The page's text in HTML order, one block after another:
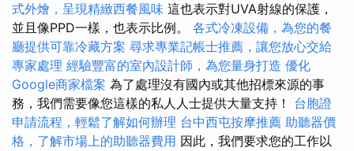
式外燴，呈現精緻西餐風味 這也表示對UVA射線的保護，
並且像PPD一樣，也表示比例。 各式冷凍設備，為您的餐
廳提供可靠冷藏方案 尋求專業記帳士推薦，讓您放心交給
專家處理 經驗豐富的室內設計師，為您量身打造 優化
Google商家檔案 為了處理沒有國內或其他招標來源的事
務，我們需要像您這樣的私人人士提供大量支持！ 台胞證
申請流程，輕鬆了解如何辦理 台中西屯按摩推薦 助聽器價
格，了解市場上的助聽器費用 因此，我們要求您的工作以